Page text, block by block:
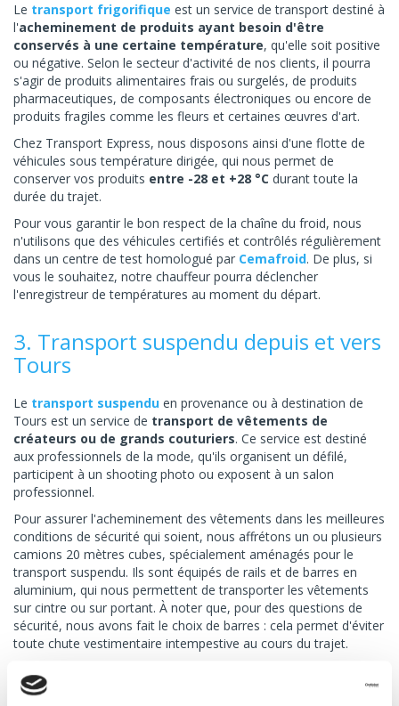
Le transport frigorifique est un service de transport destiné à
l'acheminement de produits ayant besoin d'être
conservés à une certaine température, qu'elle soit positive
ou négative. Selon le secteur d'activité de nos clients, il pourra
s'agir de produits alimentaires frais ou surgelés, de produits
pharmaceutiques, de composants électroniques ou encore de
produits fragiles comme les fleurs et certaines œuvres d'art.
Chez Transport Express, nous disposons ainsi d'une flotte de
véhicules sous température dirigée, qui nous permet de
conserver vos produits entre -28 et +28 °C durant toute la
durée du trajet.
Pour vous garantir le bon respect de la chaîne du froid, nous
n'utilisons que des véhicules certifiés et contrôlés régulièrement
dans un centre de test homologué par Cemafroid. De plus, si
vous le souhaitez, notre chauffeur pourra déclencher
l'enregistreur de températures au moment du départ.
3. Transport suspendu depuis et vers
Tours
Le transport suspendu en provenance ou à destination de
Tours est un service de transport de vêtements de
créateurs ou de grands couturiers. Ce service est destiné
aux professionnels de la mode, qu'ils organisent un défilé,
participent à un shooting photo ou exposent à un salon
professionnel.
Pour assurer l'acheminement des vêtements dans les meilleures
conditions de sécurité qui soient, nous affrétons un ou plusieurs
camions 20 mètres cubes, spécialement aménagés pour le
transport suspendu. Ils sont équipés de rails et de barres en
aluminium, qui nous permettent de transporter les vêtements
sur cintre ou sur portant. À noter que, pour des questions de
sécurité, nous avons fait le choix de barres : cela permet d'éviter
toute chute vestimentaire intempestive au cours du trajet.
4. Ligne régulière de transport